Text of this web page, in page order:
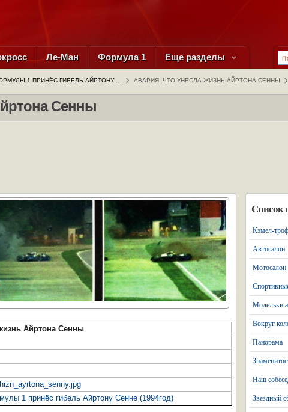
Ле-Ман Формула 1 Еще разделы
1 ПРИНЁС ГИБЕЛЬ АЙРТОНУ … АВАРИЯ, ЧТО УНЕСЛА ЖИЗНЬ АЙРТОНА СЕННЫ
Сенны
Айртона Сенны
1 принёс гибель Айртону Сенне (1994год)
Список
Кэмел-
Автосалон
Мотосалон
Модельки
Вокруг
Панорама
Наш
Звездный